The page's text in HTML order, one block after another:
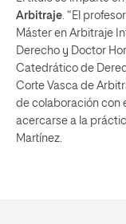
Arbitraje. “El profesor
Máster en Arbitraje
Derecho y Doctor
Catedrático de
Corte Vasca de
de colaboración con
acercarse a la
Martínez.